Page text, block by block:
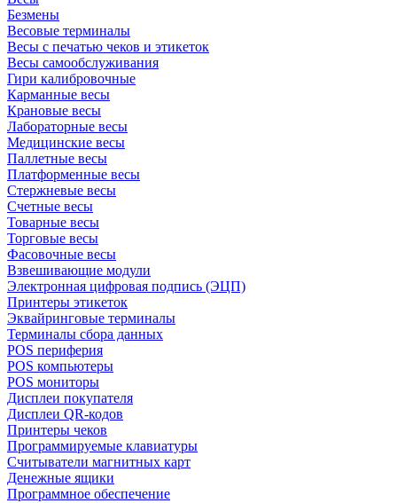
Безмены
Весовые терминалы
Весы с печатью чеков и этикеток
Весы самообслуживания
Гири калибровочные
Карманные весы
Крановые весы
Лабораторные весы
Медицинские весы
Паллетные весы
Платформенные весы
Стержневые весы
Счетные весы
Товарные весы
Торговые весы
Фасовочные весы
Взвешивающие модули
Электронная цифровая подпись (ЭЦП)
Принтеры этикеток
Эквайринговые терминалы
Терминалы сбора данных
POS периферия
POS компьютеры
POS мониторы
Дисплеи покупателя
Дисплеи QR-кодов
Принтеры чеков
Программируемые клавиатуры
Считыватели магнитных карт
Денежные ящики
Программное обеспечение